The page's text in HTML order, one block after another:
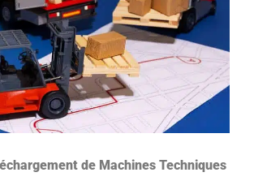
de Machines Techniques